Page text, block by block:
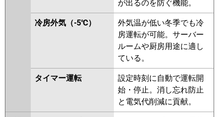
が出るのを防ぐ機能。
冷房外気（-5℃）
外気温が低い冬季でも冷
房運転が可能。サーバー
ルームや厨房用途に適し
ている。
タイマー運転
設定時刻に自動で運転開
始・停止。消し忘れ防止
と電気代削減に貢献。